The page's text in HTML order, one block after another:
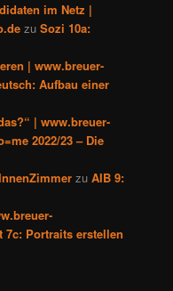
im Netz |
zuSozi 10a:
| www.breuer-
Aufbau einer
| www.breuer-
2022/23 – Die
zuAIB 9:
7c: Portraits erstellen